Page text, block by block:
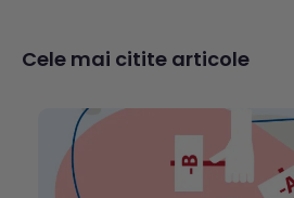
complicații precum
superficială,modificări trofice
varicele?Cum se...
Cele mai citite articole